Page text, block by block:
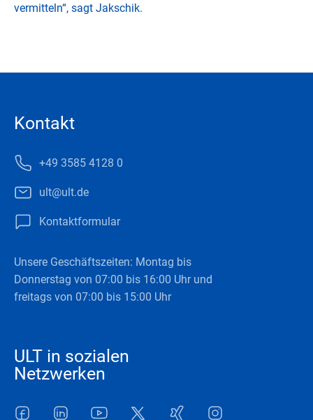
vermitteln“, sagt Jakschik.
Kontakt
+49 3585 4128 0
ult@ult.de
Kontaktformular
Unsere Geschäftszeiten: Montag bis
Donnerstag von 07:00 bis 16:00 Uhr und
freitags von 07:00 bis 15:00 Uhr
ULT in sozialen
Netzwerken
Facebook LinkedInYoutube Twitter